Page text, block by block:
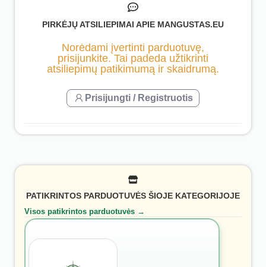
PIRKĖJŲ ATSILIEPIMAI APIE MANGUSTAS.EU
Norėdami įvertinti parduotuvę,
prisijunkite. Tai padeda užtikrinti
atsiliepimų patikimumą ir skaidrumą.
Prisijungti / Registruotis
PATIKRINTOS PARDUOTUVĖS ŠIOJE KATEGORIJOJE
Visos patikrintos parduotuvės →